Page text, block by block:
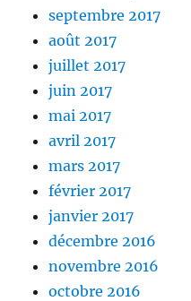
septembre 2017
août 2017
juillet 2017
juin 2017
mai 2017
avril 2017
mars 2017
février 2017
janvier 2017
décembre 2016
novembre 2016
octobre 2016